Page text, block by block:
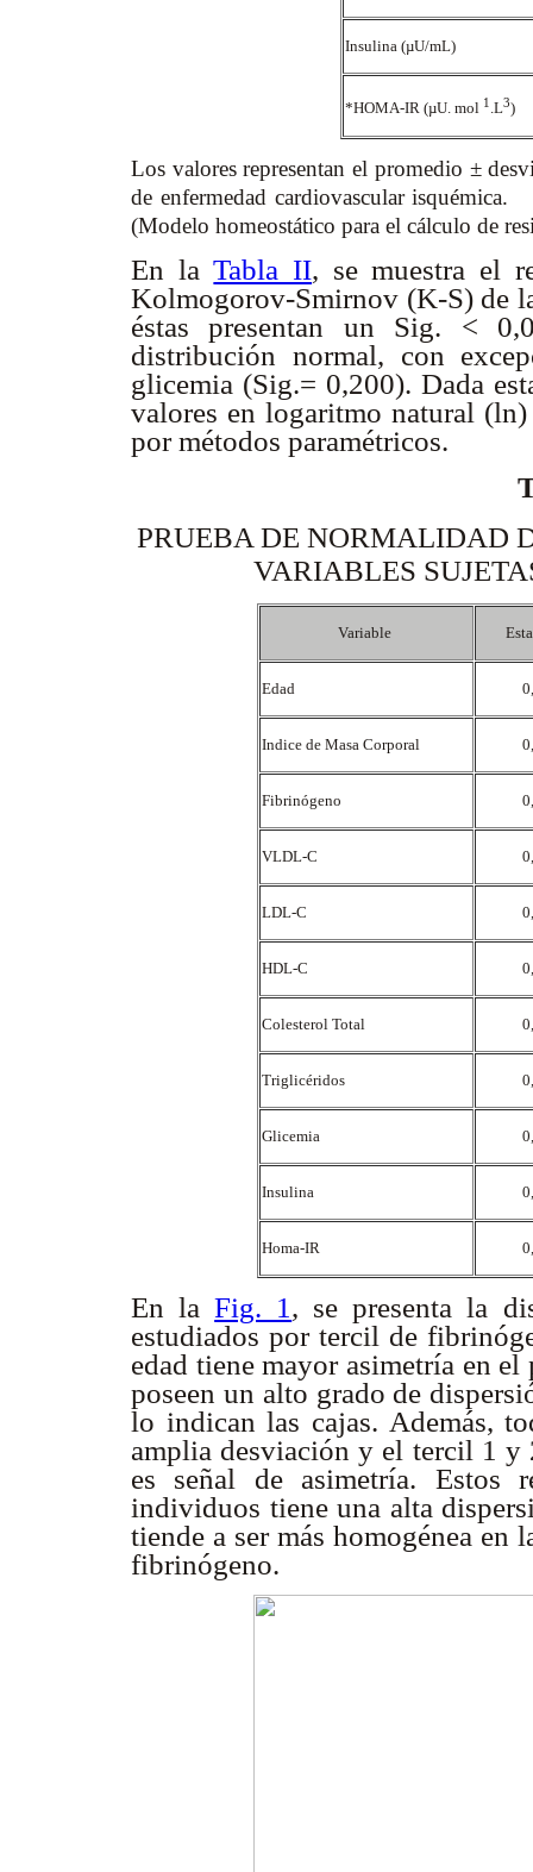
Insulina (µU/mL)
*HOMA-IR (µU. mol 1 .L3)
Los valores representan el promedio ±
de enfermedad cardiovascular
(Modelo homeostático para el cálculo de
En laTabla II, se muestra el
Kolmogorov-Smirnov (K-S) de
éstas presentan un Sig. <
distribución normal, con
glicemia (Sig.= 0,200). Dada
valores en logaritmo natural
por métodos paramétricos.
PRUEBA DE NORMALIDAD
VARIABLES
Variable
Edad
Indice de Masa Corporal
Fibrinógeno
VLDL-C
LDL-C
HDL-C
Colesterol Total
Triglicéridos
Glicemia
Insulina
Homa-IR
En laFig. 1 , se presenta la
estudiados por tercil de
edad tiene mayor asimetría en
poseen un alto grado de
lo indican las cajas. Además,
amplia desviación y el tercil 1 y
es señal de asimetría. Estos
individuos tiene una alta
tiende a ser más homogénea en
fibrinógeno.